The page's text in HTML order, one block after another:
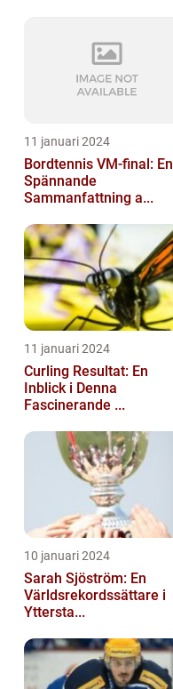
11 januari 2024
Bordtennis VM-final: En
Spännande
Sammanfattning a...
11 januari 2024
Curling Resultat: En
Inblick i Denna
Fascinerande ...
10 januari 2024
Sarah Sjöström: En
Världsrekordssättare i
Yttersta...